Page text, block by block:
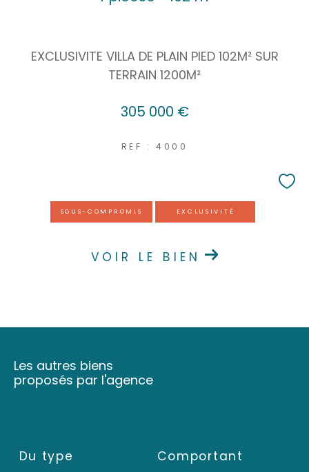
EXCLUSIVITE VILLA DE PLAIN PIED 102M² SUR
TERRAIN 1200M²
305 000 €
REF : 4000
SOUS-COMPROMIS EXCLUSIVITÉ
VOIR LE BIEN
Les autres biens
proposés par l'agence
Du type Comportant